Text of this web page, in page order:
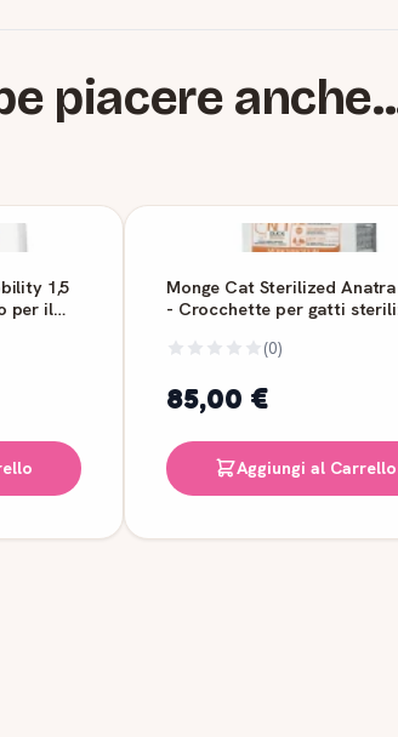
piacere
1,5
per il
Monge Cat Sterilized
- Crocchette per gatti
(0)
85,00 €
Aggiungi al Carrello